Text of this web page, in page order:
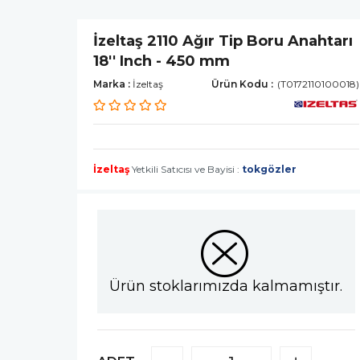
İzeltaş 2110 Ağır Tip Boru Anahtarı
18'' Inch - 450 mm
Marka : İzeltaş (T0172110100018)
İzeltaşYetkili Satıcısı ve Bayisi : tokgözler
Ürün stoklarımızda kalmamıştır.